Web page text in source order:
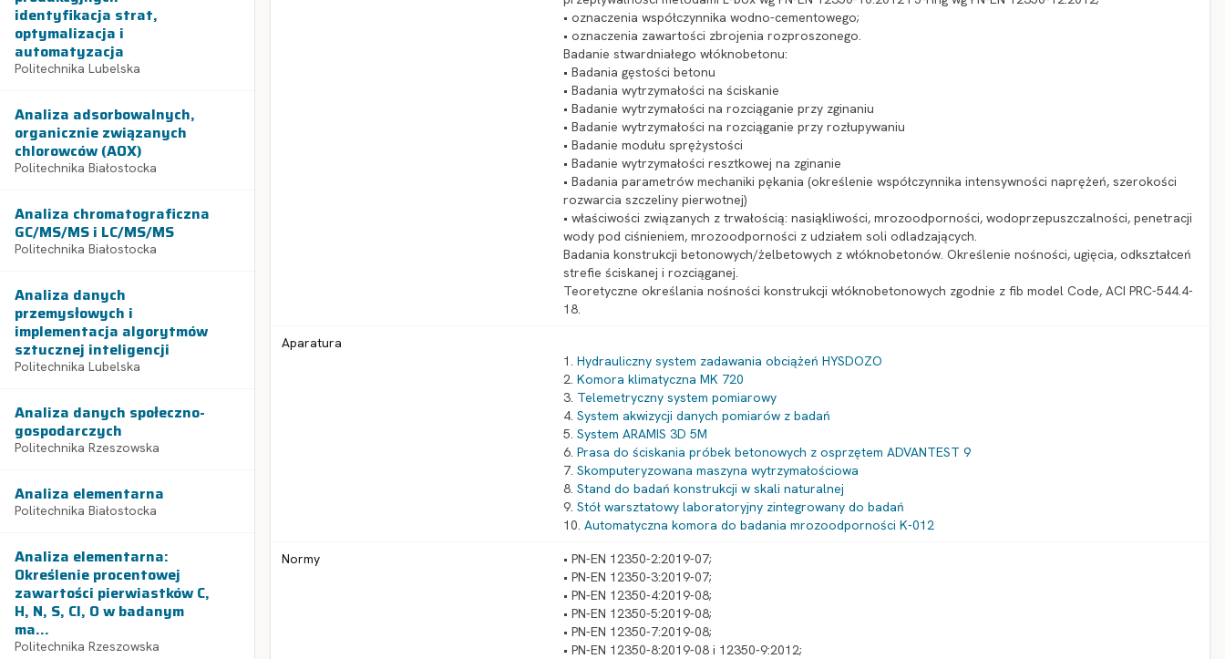
identyfikacja strat,
optymalizacja i
automatyzacja
Politechnika Lubelska
Analiza adsorbowalnych,
organicznie związanych
chlorowców (AOX)
Politechnika Białostocka
Analiza chromatograficzna
GC/MS/MS i LC/MS/MS
Politechnika Białostocka
Analiza danych
przemysłowych i
implementacja algorytmów
sztucznej inteligencji
Politechnika Lubelska
Analiza danych społeczno-
gospodarczych
Politechnika Rzeszowska
Analiza elementarna
Politechnika Białostocka
Analiza elementarna:
Określenie procentowej
zawartości pierwiastków C,
H, N, S, Cl, O w badanym
ma...
Politechnika Rzeszowska
• oznaczenia współczynnika wodno-cementowego;
• oznaczenia zawartości zbrojenia rozproszonego.
Badanie stwardniałego włóknobetonu:
• Badania gęstości betonu
• Badania wytrzymałości na ściskanie
• Badanie wytrzymałości na rozciąganie przy zginaniu
• Badanie wytrzymałości na rozciąganie przy rozłupywaniu
• Badanie modułu sprężystości
• Badanie wytrzymałości resztkowej na zginanie
• Badania parametrów mechaniki pękania (określenie współczynnika intensywności naprężeń, szerokości
rozwarcia szczeliny pierwotnej)
• właściwości związanych z trwałością: nasiąkliwości, mrozoodporności, wodoprzepuszczalności, penetracji
wody pod ciśnieniem, mrozoodporności z udziałem soli odladzających.
Badania konstrukcji betonowych/żelbetowych z włóknobetonów. Określenie nośności, ugięcia, odkształceń
strefie ściskanej i rozciąganej.
Teoretyczne określania nośności konstrukcji włóknobetonowych zgodnie z fib model Code, ACI PRC-544.4-
18.
Aparatura
1. Hydrauliczny system zadawania obciążeń HYSDOZO
2. Komora klimatyczna MK 720
3. Telemetryczny system pomiarowy
4. System akwizycji danych pomiarów z badań
5. System ARAMIS 3D 5M
6. Prasa do ściskania próbek betonowych z osprzętem ADVANTEST 9
7. Skomputeryzowana maszyna wytrzymałościowa
8. Stand do badań konstrukcji w skali naturalnej
9. Stół warsztatowy laboratoryjny zintegrowany do badań
10. Automatyczna komora do badania mrozoodporności K-012
Normy
• PN-EN 12350-2:2019-07;
• PN-EN 12350-3:2019-07;
• PN-EN 12350-4:2019-08;
• PN-EN 12350-5:2019-08;
• PN-EN 12350-7:2019-08;
• PN-EN 12350-8:2019-08 i 12350-9:2012;